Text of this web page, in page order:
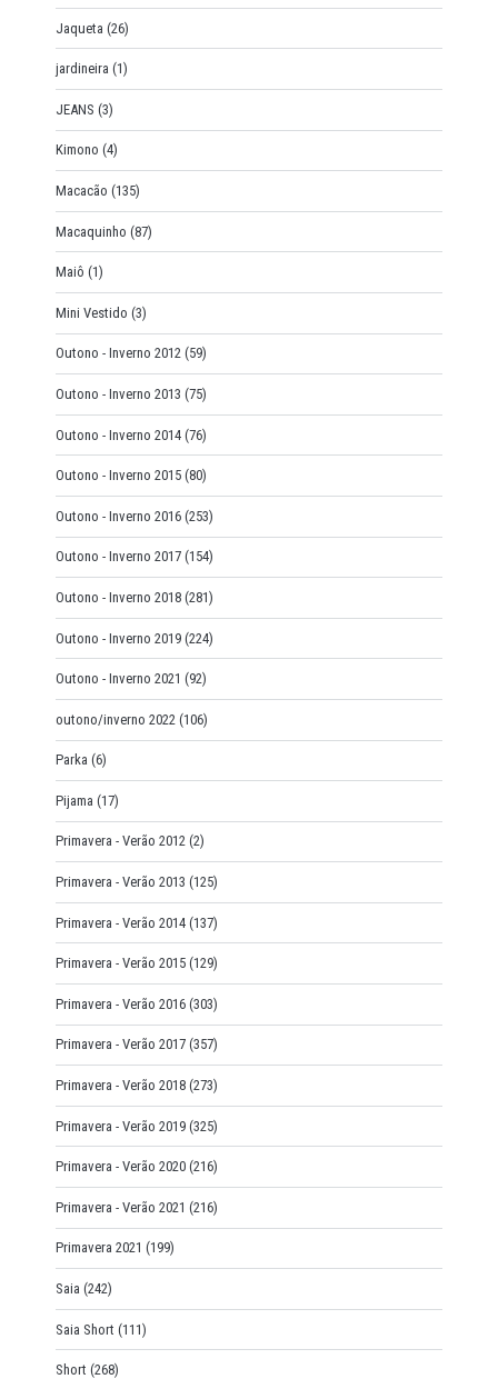
Jaqueta (26)
jardineira (1)
JEANS (3)
Kimono (4)
Macacão (135)
Macaquinho (87)
Maiô (1)
Mini Vestido (3)
Outono - Inverno 2012 (59)
Outono - Inverno 2013 (75)
Outono - Inverno 2014 (76)
Outono - Inverno 2015 (80)
Outono - Inverno 2016 (253)
Outono - Inverno 2017 (154)
Outono - Inverno 2018 (281)
Outono - Inverno 2019 (224)
Outono - Inverno 2021 (92)
outono/inverno 2022 (106)
Parka (6)
Pijama (17)
Primavera - Verão 2012 (2)
Primavera - Verão 2013 (125)
Primavera - Verão 2014 (137)
Primavera - Verão 2015 (129)
Primavera - Verão 2016 (303)
Primavera - Verão 2017 (357)
Primavera - Verão 2018 (273)
Primavera - Verão 2019 (325)
Primavera - Verão 2020 (216)
Primavera - Verão 2021 (216)
Primavera 2021 (199)
Saia (242)
Saia Short (111)
Short (268)